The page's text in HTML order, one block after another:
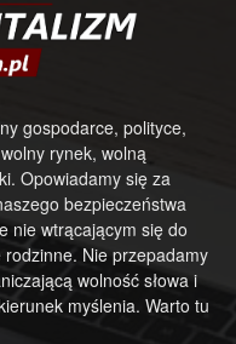
gospodarce, polityce,
rynek, wolną
Opowiadamy się za
bezpieczeństwa
nie wtrącającym się do
Nie przepadamy
wolność słowa i
myślenia. Warto tu